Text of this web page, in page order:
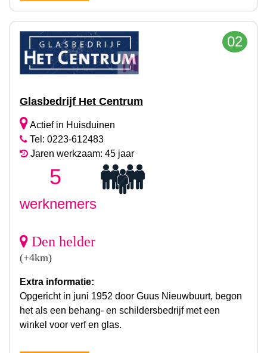
02
Glasbedrijf Het Centrum
Actief in Huisduinen
Tel: 0223-612483
Jaren werkzaam: 45 jaar
5
werknemers
Den helder
(+4km)
Extra informatie:
Opgericht in juni 1952 door Guus Nieuwbuurt, begon
het als een behang- en schildersbedrijf met een
winkel voor verf en glas.